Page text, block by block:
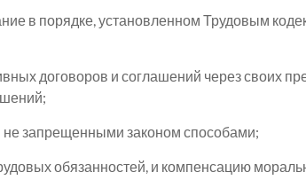
в порядке, установленном Трудовым
договоров и соглашений через своих
не запрещенными законом способами;
обязанностей, и компенсацию